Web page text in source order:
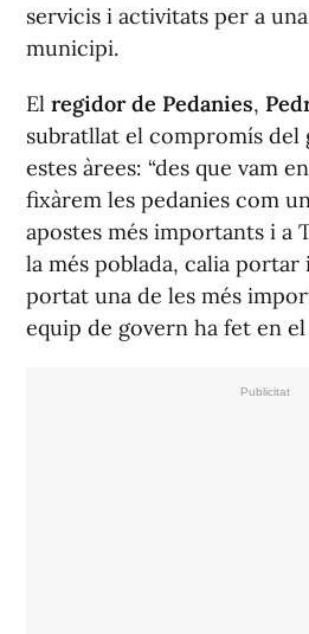
servicis i activitats per a
municipi.
El regidor de Pedanies,
subratllat el compromís del
estes àrees: “des que vam
fixàrem les pedanies com
apostes més importants i a
la més poblada, calia portar
portat una de les més
equip de govern ha fet en el